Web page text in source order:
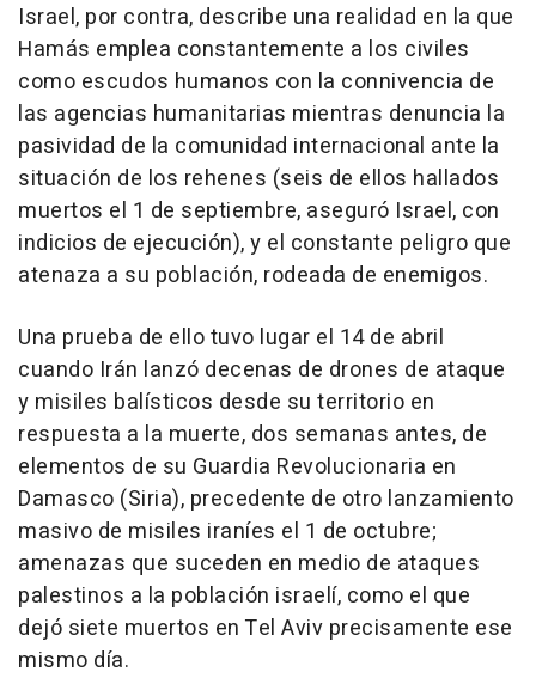
Israel, por contra, describe una realidad en la que
Hamás emplea constantemente a los civiles
como escudos humanos con la connivencia de
las agencias humanitarias mientras denuncia la
pasividad de la comunidad internacional ante la
situación de los rehenes (seis de ellos hallados
muertos el 1 de septiembre, aseguró Israel, con
indicios de ejecución), y el constante peligro que
atenaza a su población, rodeada de enemigos.
Una prueba de ello tuvo lugar el 14 de abril
cuando Irán lanzó decenas de drones de ataque
y misiles balísticos desde su territorio en
respuesta a la muerte, dos semanas antes, de
elementos de su Guardia Revolucionaria en
Damasco (Siria), precedente de otro lanzamiento
masivo de misiles iraníes el 1 de octubre;
amenazas que suceden en medio de ataques
palestinos a la población israelí, como el que
dejó siete muertos en Tel Aviv precisamente ese
mismo día.